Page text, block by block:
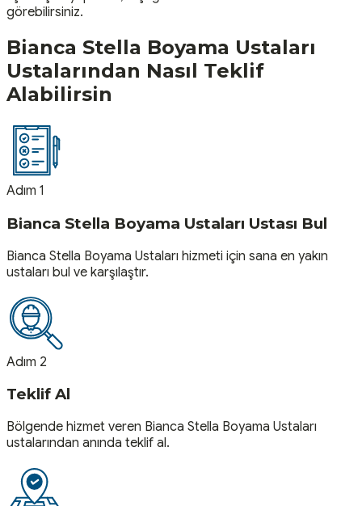
görebilirsiniz.
Bianca Stella Boyama Ustaları
Ustalarından Nasıl Teklif
Alabilirsin
Adım 1
Bianca Stella Boyama Ustaları Ustası Bul
Bianca Stella Boyama Ustaları hizmeti için sana en yakın
ustaları bul ve karşılaştır.
Adım 2
Teklif Al
Bölgende hizmet veren Bianca Stella Boyama Ustaları
ustalarından anında teklif al.